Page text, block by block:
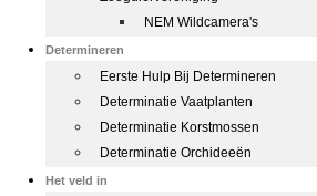
NEM Wildcamera's
Determineren
Eerste Hulp Bij Determineren
Determinatie Vaatplanten
Determinatie Korstmossen
Determinatie Orchideeën
Het veld in